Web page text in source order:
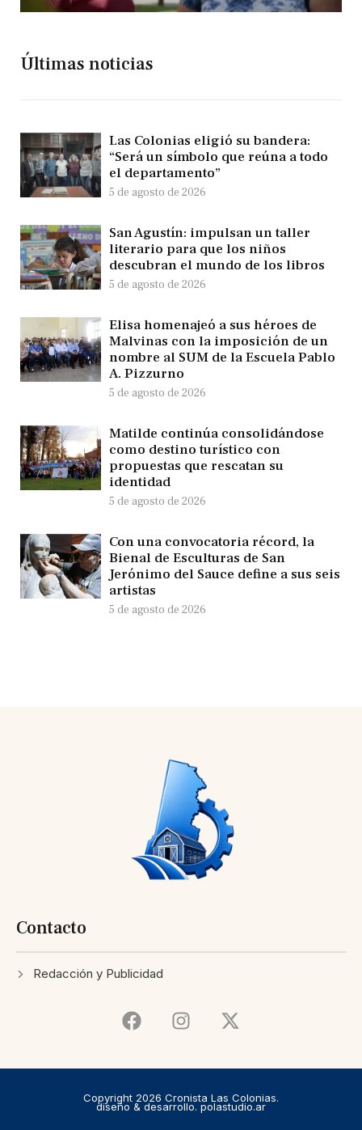
Últimas noticias
Las Colonias eligió su bandera:
“Será un símbolo que reúna a todo
el departamento”
5 de agosto de 2026
San Agustín: impulsan un taller
literario para que los niños
descubran el mundo de los libros
5 de agosto de 2026
Elisa homenajeó a sus héroes de
Malvinas con la imposición de un
nombre al SUM de la Escuela Pablo
A. Pizzurno
5 de agosto de 2026
Matilde continúa consolidándose
como destino turístico con
propuestas que rescatan su
identidad
5 de agosto de 2026
Con una convocatoria récord, la
Bienal de Esculturas de San
Jerónimo del Sauce define a sus seis
artistas
5 de agosto de 2026
Contacto
Redacción y Publicidad
Copyright 2026 Cronista Las Colonias.
diseño & desarrollo. polastudio.ar